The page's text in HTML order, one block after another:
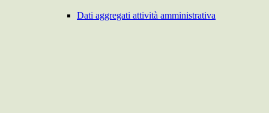
Dati aggregati attività amministrativa